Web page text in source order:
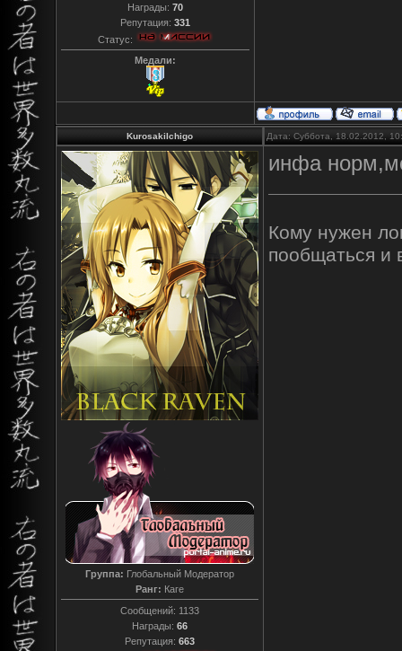
Награды: 70
Репутация: 331
Статус:
Медали:
KurosakiIchigo Дата: Суббота, 18.02.2012,
Группа: Глобальный Модератор
Ранг: Каге
Сообщений: 1133
Награды: 66
Репутация: 663
инфа
Кому нужен
пообщаться и